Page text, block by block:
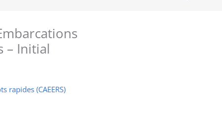
– Initial
rapides (CAEERS)